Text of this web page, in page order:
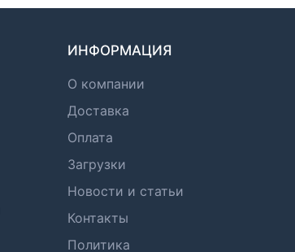
ИНФОРМАЦИЯ
О компании
Доставка
Оплата
Загрузки
Новости и статьи
Контакты
Политика